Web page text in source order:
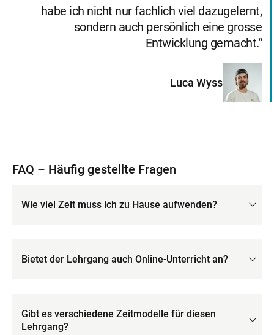
habe ich nicht nur fachlich viel dazugelernt,
sondern auch persönlich eine grosse
Entwicklung gemacht.
Luca Wyss
FAQ – Häufig gestellte Fragen
Wie viel Zeit muss ich zu Hause aufwenden?
Bietet der Lehrgang auch Online-Unterricht an?
Gibt es verschiedene Zeitmodelle für diesen
Lehrgang?